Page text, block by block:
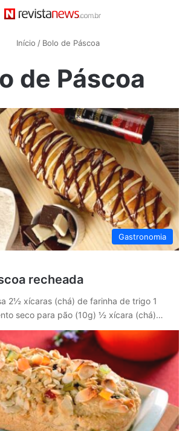
Início / Bolo de Páscoa
de Páscoa
Gastronomia
recheada
2½ xícaras (chá) de farinha de trigo 1
seco para pão (10g) ½ xícara (chá)…